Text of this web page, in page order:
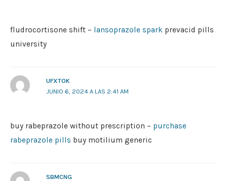
fludrocortisone shift – lansoprazole spark prevacid pills
university
UFXTOK
JUNIO 6, 2024 A LAS 2:41 AM
buy rabeprazole without prescription – purchase
rabeprazole pills buy motilium generic
SBMCNG